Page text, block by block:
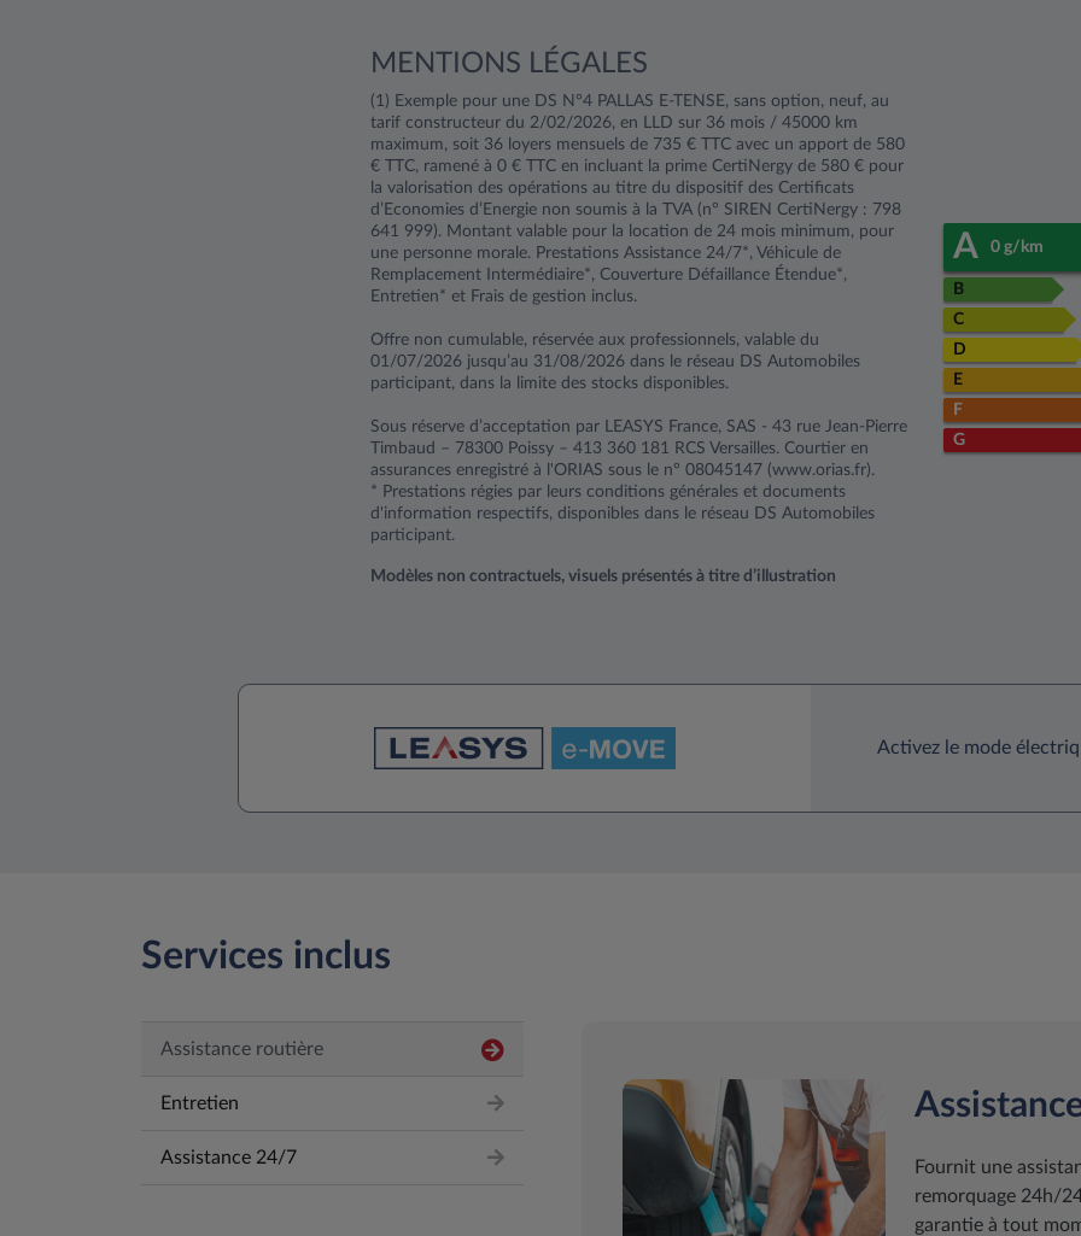
MENTIONS LÉGALES
(1) Exemple pour une DS N°4 PALLAS E-TENSE, sans option, neuf, au
tarif constructeur du 2/02/2026, en LLD sur 36 mois / 45000 km
maximum, soit 36 loyers mensuels de 735 € TTC avec un apport de 580
€ TTC, ramené à 0 € TTC en incluant la prime CertiNergy de 580 € pour
la valorisation des opérations au titre du dispositif des Certificats
d’Economies d’Energie non soumis à la TVA (n° SIREN CertiNergy : 798
641 999). Montant valable pour la location de 24 mois minimum, pour
une personne morale. Prestations Assistance 24/7*, Véhicule de
Remplacement Intermédiaire*, Couverture Défaillance Étendue*,
Entretien* et Frais de gestion inclus.
Offre non cumulable, réservée aux professionnels, valable du
01/07/2026 jusqu’au 31/08/2026 dans le réseau DS Automobiles
participant, dans la limite des stocks disponibles.
Sous réserve d’acceptation par LEASYS France, SAS - 43 rue Jean-Pierre
Timbaud – 78300 Poissy – 413 360 181 RCS Versailles. Courtier en
assurances enregistré à l'ORIAS sous le n° 08045147 (www.orias.fr).
* Prestations régies par leurs conditions générales et documents
d'information respectifs, disponibles dans le réseau DS Automobiles
participant.
Modèles non contractuels, visuels présentés à titre d’illustration
A 0 g/km
B
C
D
E
F
G
Activez le mode
Services inclus
Assistance routière
Entretien
Assistance 24/7
Fournit une
remorquage 24h/
garantie à tout